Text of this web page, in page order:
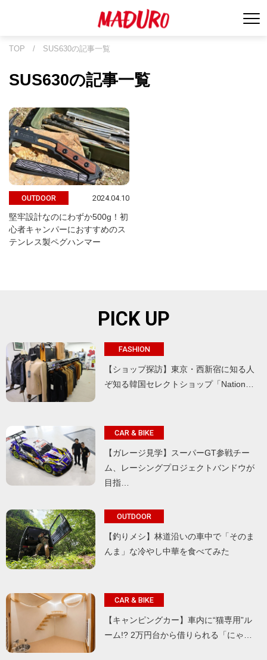
TOP / SUS630の記事一覧
SUS630の記事一覧
OUTDOOR 2024.04.10
堅牢設計なのにわずか500g！初
心者キャンパーにおすすめのス
テンレス製ペグハンマー
PICK UP
FASHION
【ショップ探訪】東京・西新宿に知る人
ぞ知る韓国セレクトショップ「Nation…
CAR & BIKE
【ガレージ見学】スーパーGT参戦チー
ム、レーシングプロジェクトバンドウが
目指…
OUTDOOR
【釣りメシ】林道沿いの車中で「そのま
んま」な冷やし中華を食べてみた
CAR & BIKE
【キャンピングカー】車内に“猫専用”ル
ーム!? 2万円台から借りられる「にゃ…